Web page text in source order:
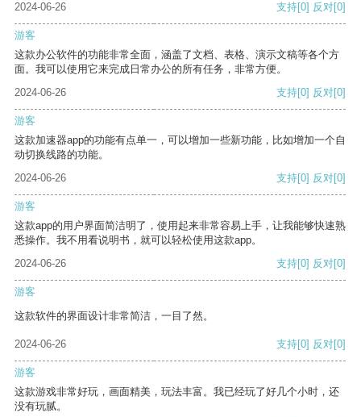
2024-06-26
支持[0] 反对[0]
游客
这款办公软件的功能非常全面，涵盖了文档、表格、演示文稿等各个方
面。我可以使用它来完成日常办公的所有任务，非常方便。
2024-06-26
支持[0] 反对[0]
游客
这款加速器app的功能有点单一，可以增加一些新功能，比如增加一个自
动切换线路的功能。
2024-06-26
支持[0] 反对[0]
游客
这款app的用户界面简洁明了，使用起来非常容易上手，让我能够快速熟
悉操作。我不用看说明书，就可以轻松使用这款app。
2024-06-26
支持[0] 反对[0]
游客
这款软件的界面设计非常简洁，一目了然。
2024-06-26 支持[0] 反对[0]
游客
这款游戏非常好玩，画面精美，玩法丰富。我已经玩了好几个小时，还
没有玩腻。